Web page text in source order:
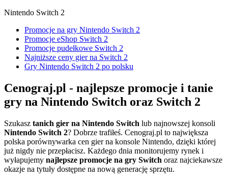
Nintendo Switch 2
Promocje na gry Nintendo Switch 2
Promocje eShop Switch 2
Promocje pudełkowe Switch 2
Najniższe ceny gier na Switch 2
Gry Nintendo Switch 2 po polsku
Cenograj.pl - najlepsze promocje i tanie
gry na Nintendo Switch oraz Switch 2
Szukasz tanich gier na Nintendo Switch lub najnowszej konsoli
Nintendo Switch 2? Dobrze trafiłeś. Cenograj.pl to największa
polska porównywarka cen gier na konsole Nintendo, dzięki której
już nigdy nie przepłacisz. Każdego dnia monitorujemy rynek i
wyłapujemy najlepsze promocje na gry Switch oraz najciekawsze
okazje na tytuły dostępne na nową generację sprzętu.